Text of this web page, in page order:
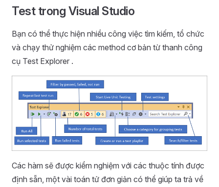
Test trong Visual Studio
Bạn có thể thực hiện nhiều công việc tìm kiếm, tổ chức
và chạy thử nghiệm các method cơ bản từ thanh công
cụ Test Explorer .
Các hàm sẽ được kiểm nghiệm với các thuộc tính được
định sẵn, một vài toán tử đơn giản có thể giúp ta trả về